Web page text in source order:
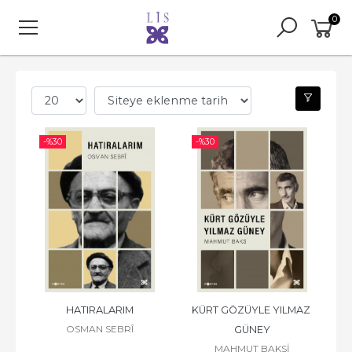
0
-%30
HATIRALARIM
OSMAN SEBRÎ
-%30
KÜRT GÖZÜYLE YILMAZ
GÜNEY
MAHMUT BAKSİ